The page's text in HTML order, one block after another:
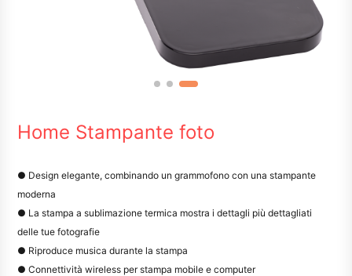
Home Stampante foto
● Design elegante, combinando un grammofono con una stampante
moderna
● La stampa a sublimazione termica mostra i dettagli più dettagliati
delle tue fotografie
● Riproduce musica durante la stampa
● Connettività wireless per stampa mobile e computer